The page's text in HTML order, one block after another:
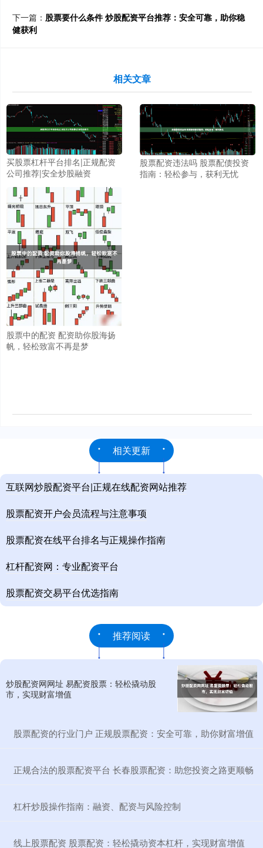
下一篇： 股票要什么条件 炒股配资平台推荐：安全可靠，助你稳
健获利
相关文章
买股票杠杆平台排名|正规配资
公司推荐|安全炒股融资
股票配资违法吗 股票配债投资
指南：轻松参与，获利无忧
股票中的配资 配资助你股海扬
帆，轻松致富不再是梦
相关更新
互联网炒股配资平台|正规在线配资网站推荐
股票配资开户会员流程与注意事项
股票配资在线平台排名与正规操作指南
杠杆配资网：专业配资平台
股票配资交易平台优选指南
推荐阅读
炒股配资网网址 易配资股票：轻松撬动股
市，实现财富增值
​股票配资的行业门户 正规股票配资：安全可靠，助你财富增值
​正规合法的股票配资平台 长春股票配资：助您投资之路更顺畅
​杠杆炒股操作指南：融资、配资与风险控制
​线上股票配资 股票配资：轻松撬动资本杠杆，实现财富增值